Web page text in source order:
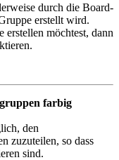
durch die Board-
erstellt wird.
erstellen möchtest, dann
farbig
den
zuzuteilen, so dass
sind.